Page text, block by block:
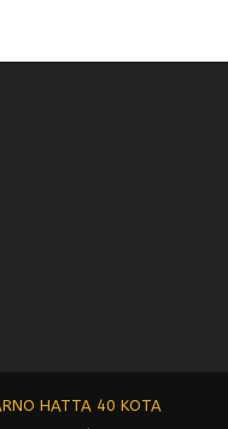
HATTA 40 KOTA